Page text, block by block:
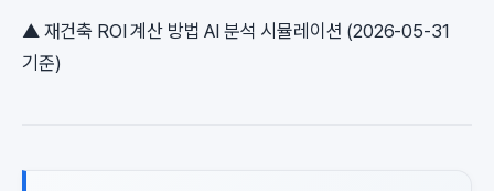
▲ 재건축 ROI 계산 방법 AI 분석 시뮬레이션 (2026-05-31
기준)